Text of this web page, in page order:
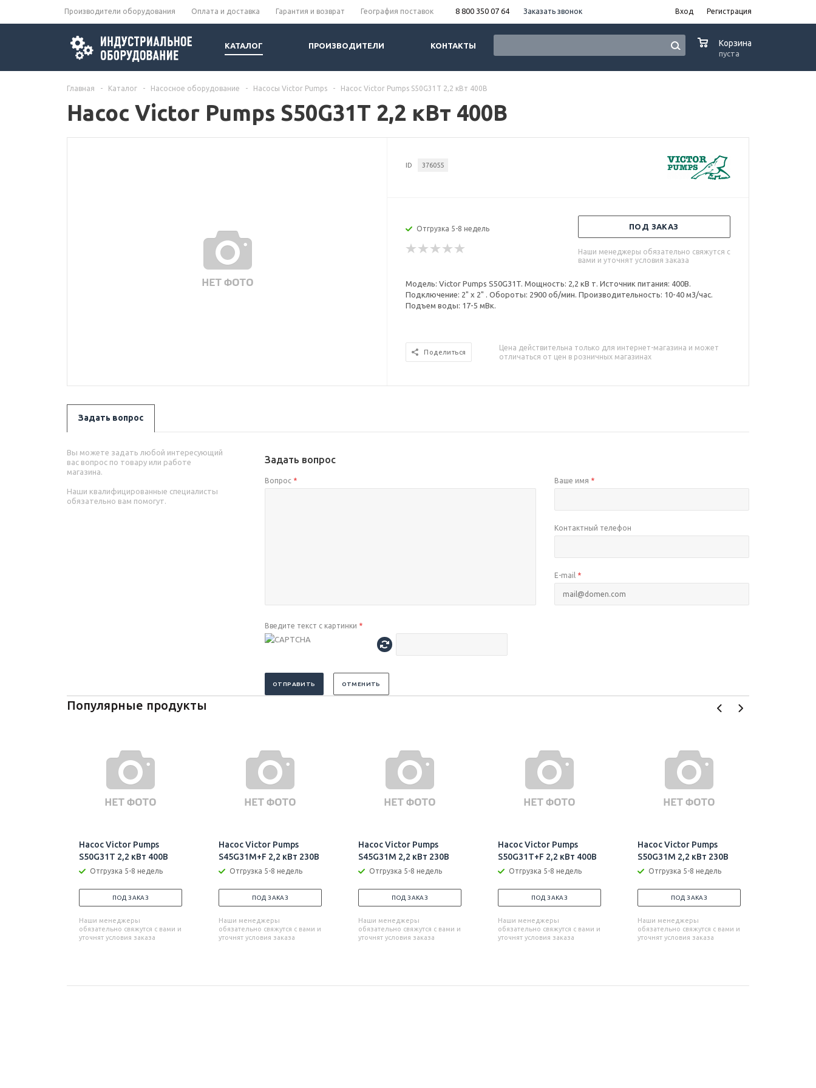
Производители оборудования Оплата и доставка Гарантия и возврат География поставок 8 800 350 07 64 Заказать звонок Вход Регистрация
КАТАЛОГ ПРОИЗВОДИТЕЛИ КОНТАКТЫ Корзина
пуста
Главная - Каталог - Насосное оборудование - Насосы Victor Pumps - Насос Victor Pumps S50G31T 2,2 кВт 400В
Насос Victor Pumps S50G31T 2,2 кВт 400В
ID 376055
Отгрузка 5-8 недель ПОД ЗАКАЗ
Наши менеджеры обязательно свяжутся с
вами и уточнят условия заказа
Модель: Victor Pumps S50G31T. Мощность: 2,2 кВ т. Источник питания: 400В.
Подключение: 2" x 2" . Обороты: 2900 об/мин. Производительность: 10-40 м3/час.
Подъем воды: 17-5 мВк.
Поделиться
Цена действительна только для интернет-магазина и может
отличаться от цен в розничных магазинах
Задать вопрос
Вы можете задать любой интересующий
вас вопрос по товару или работе
магазина.
Наши квалифицированные специалисты
обязательно вам помогут.
Задать вопрос
Вопрос * Ваше имя *
Контактный телефон
E-mail *
Введите текст с картинки *
ОТПРАВИТЬ ОТМЕНИТЬ
Популярные продукты
Насос Victor Pumps
S50G31T 2,2 кВт 400В
Отгрузка 5-8 недель
ПОД ЗАКАЗ
Наши менеджеры
обязательно свяжутся с вами и
уточнят условия заказа
Насос Victor Pumps
S45G31M+F 2,2 кВт 230В
Отгрузка 5-8 недель
ПОД ЗАКАЗ
Наши менеджеры
обязательно свяжутся с вами и
уточнят условия заказа
Насос Victor Pumps
S45G31M 2,2 кВт 230В
Отгрузка 5-8 недель
ПОД ЗАКАЗ
Наши менеджеры
обязательно свяжутся с вами и
уточнят условия заказа
Насос Victor Pumps
S50G31T+F 2,2 кВт 400В
Отгрузка 5-8 недель
ПОД ЗАКАЗ
Наши менеджеры
обязательно свяжутся с вами и
уточнят условия заказа
Насос Victor Pumps
S50G31M 2,2 кВт 230В
Отгрузка 5-8 недель
ПОД ЗАКАЗ
Наши менеджеры
обязательно свяжутся с вами и
уточнят условия заказа